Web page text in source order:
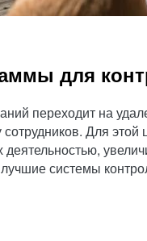
для
переходит на
сотрудников. Для
деятельностью,
системы